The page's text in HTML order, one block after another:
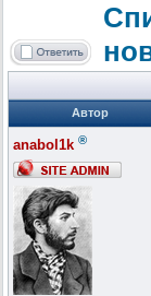
Автор
anabol1k ®